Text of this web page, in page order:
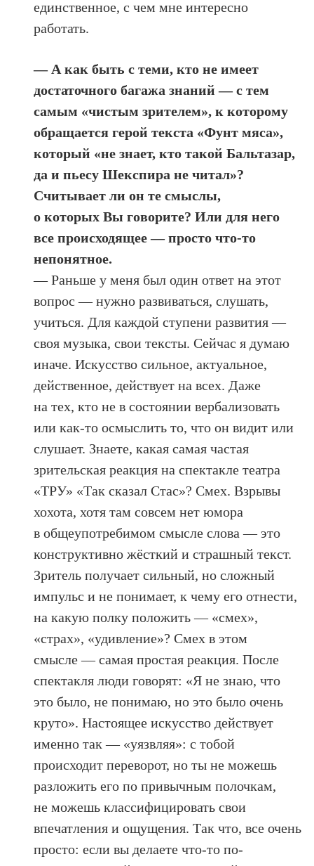
единственное, с чем мне интересно
работать.
— А как быть с теми, кто не имеет
достаточного багажа знаний — с тем
самым «чистым зрителем», к которому
обращается герой текста «Фунт мяса»,
который «не знает, кто такой Бальтазар,
да и пьесу Шекспира не читал»?
Считывает ли он те смыслы,
о которых Вы говорите? Или для него
все происходящее — просто что-то
непонятное.
— Раньше у меня был один ответ на этот
вопрос — нужно развиваться, слушать,
учиться. Для каждой ступени развития —
своя музыка, свои тексты. Сейчас я думаю
иначе. Искусство сильное, актуальное,
действенное, действует на всех. Даже
на тех, кто не в состоянии вербализовать
или как-то осмыслить то, что он видит или
слушает. Знаете, какая самая частая
зрительская реакция на спектакле театра
«ТРУ» «Так сказал Стас»? Смех. Взрывы
хохота, хотя там совсем нет юмора
в общеупотребимом смысле слова — это
конструктивно жёсткий и страшный текст.
Зритель получает сильный, но сложный
импульс и не понимает, к чему его отнести,
на какую полку положить — «смех»,
«страх», «удивление»? Смех в этом
смысле — самая простая реакция. После
спектакля люди говорят: «Я не знаю, что
это было, не понимаю, но это было очень
круто». Настоящее искусство действует
именно так — «уязвляя»: с тобой
происходит переворот, но ты не можешь
разложить его по привычным полочкам,
не можешь классифицировать свои
впечатления и ощущения. Так что, все очень
просто: если вы делаете что-то по-